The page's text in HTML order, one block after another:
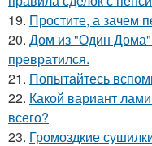
19. Простите, а зачем
20. Дом из "Один Дома"
превратился.
21. Попытайтесь
22. Какой вариант
всего?
23. Громоздкие